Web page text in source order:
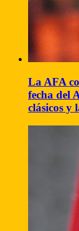
La AFA
fecha del
clásicos y